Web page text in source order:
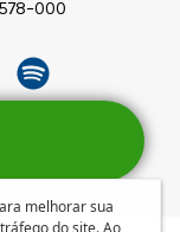
000
melhorar sua
do site. Ao